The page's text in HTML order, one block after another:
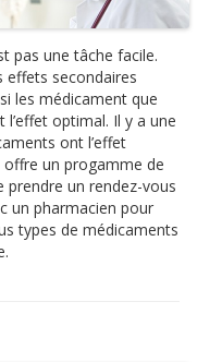
pas une tâche facile.
effets secondaires
les médicament que
optimal. Il y a une
ont l’effet
un progamme de
prendre un rendez-vous
un pharmacien pour
types de médicaments